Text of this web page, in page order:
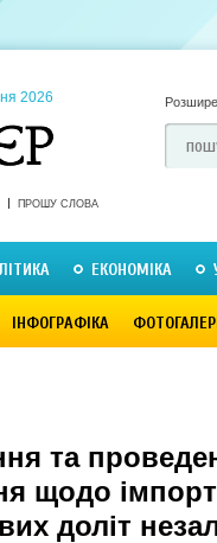
2026
ПРОШУ СЛОВА
ЕКОНОМІКА
ІНФОГРАФІКА
та
щодо
доліт